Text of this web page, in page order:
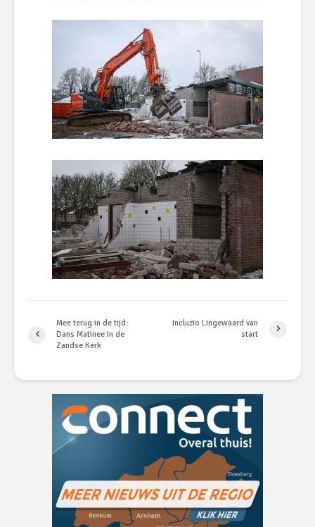
Mee terug in de tijd:
Dans Matinee in de
Zandse Kerk
Incluzio Lingewaard van
start